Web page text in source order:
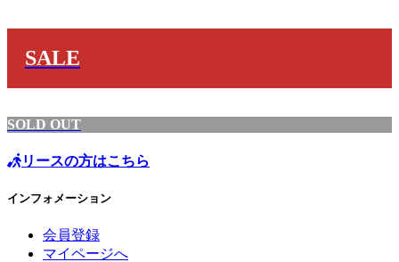
SALE
SOLD OUT
リースの方はこちら
インフォメーション
会員登録
マイページへ